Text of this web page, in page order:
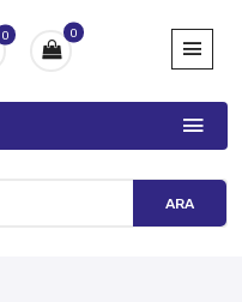
0 0
ARA